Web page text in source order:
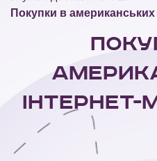
Покупки в американських